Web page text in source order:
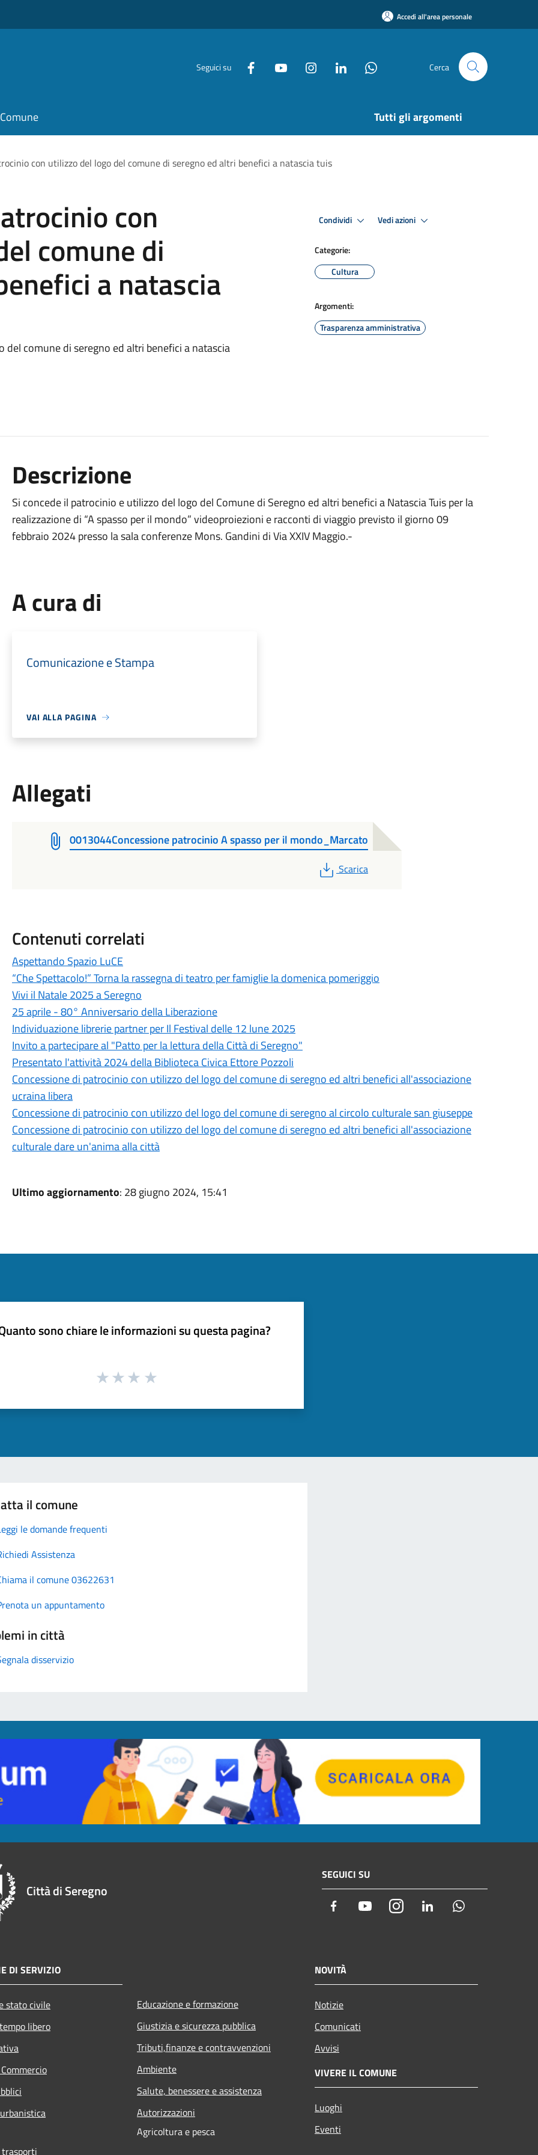
Accedi all'area personale
Seguici su Cerca
Tutti gli argomenti
con utilizzo del logo del comune di seregno ed altri benefici a natascia tuis
con
comune di
a natascia
comune di seregno ed altri benefici a natascia
Condividi Vedi azioni
Categorie:
Cultura
Argomenti:
Trasparenza amministrativa
Descrizione
Si concede il patrocinio e utilizzo del logo del Comune di Seregno ed altri benefici a Natascia Tuis per la
realizzazione di “A spasso per il mondo” videoproiezioni e racconti di viaggio previsto il giorno 09
febbraio 2024 presso la sala conferenze Mons. Gandini di Via XXIV Maggio.-
A cura di
Comunicazione e Stampa
VAI ALLA PAGINA
Allegati
0013044Concessione patrocinio A spasso per il mondo_Marcato
PDF
Scarica
Contenuti correlati
Aspettando Spazio LuCE
“Che Spettacolo!” Torna la rassegna di teatro per famiglie la domenica pomeriggio
Vivi il Natale 2025 a Seregno
25 aprile - 80° Anniversario della Liberazione
Individuazione librerie partner per Il Festival delle 12 lune 2025
Invito a partecipare al "Patto per la lettura della Città di Seregno"
Presentato l'attività 2024 della Biblioteca Civica Ettore Pozzoli
Concessione di patrocinio con utilizzo del logo del comune di seregno ed altri benefici all'associazione
ucraina libera
Concessione di patrocinio con utilizzo del logo del comune di seregno al circolo culturale san giuseppe
Concessione di patrocinio con utilizzo del logo del comune di seregno ed altri benefici all'associazione
culturale dare un'anima alla città
Ultimo aggiornamento: 28 giugno 2024, 15:41
sono chiare le informazioni su questa pagina?
il comune
le domande frequenti
Assistenza
il comune 03622631
un appuntamento
in città
disservizio
Città di Seregno
SEGUICI SU
Facebook YoutubeInstagramLinkedIn
DI SERVIZIO
stato civile
libero
Educazione e formazione
Giustizia e sicurezza pubblica
Tributi,finanze e contravvenzioni
Ambiente
Salute, benessere e assistenza
Autorizzazioni
Agricoltura e pesca
NOVITÀ
Notizie
Comunicati
Avvisi
VIVERE IL COMUNE
Luoghi
Eventi